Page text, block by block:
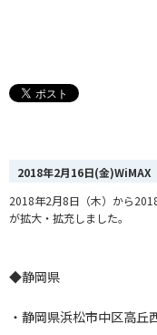
2018年2月16日(金)WiMAX
2018年2月8日（木）から
が拡大・拡充しました。
◆静岡県
・静岡県浜松市中区高